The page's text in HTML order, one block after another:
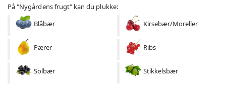
På "Nygårdens frugt" kan du plukke:
Blåbær
Kirsebær/Moreller
Pærer Ribs
Solbær Stikkelsbær